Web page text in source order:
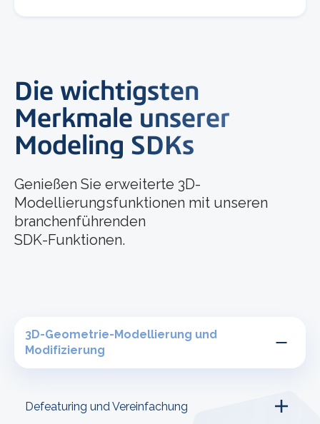
Die wichtigsten
Merkmale unserer
Modeling SDKs
Genießen Sie erweiterte 3D-
Modellierungsfunktionen mit unseren
branchenführenden
SDK-Funktionen.
3D-Geometrie-Modellierung und
Modifizierung
Defeaturing und Vereinfachung